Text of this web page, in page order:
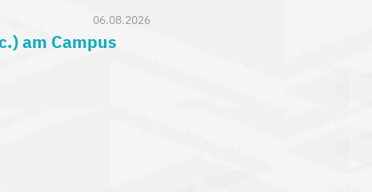
06.08.2026
am Campus